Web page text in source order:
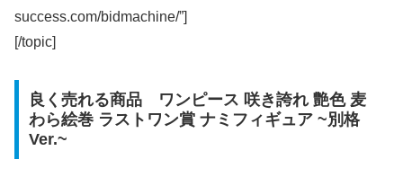
success.com/bidmachine/”]
[/topic]
良く売れる商品 ワンピース 咲き誇れ 艶色 麦
わら絵巻 ラストワン賞 ナミフィギュア ~別格
Ver.~